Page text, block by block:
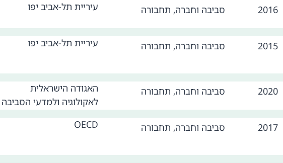
2016 סביבה וחברה, תחבורה עיריית תל-אביב יפו
2015 סביבה וחברה, תחבורה עיריית תל-אביב יפו
2020 סביבה וחברה, תחבורה
האגודה הישראלית
לאקולוגיה ולמדעי הסביבה
2017 סביבה וחברה, תחבורה OECD